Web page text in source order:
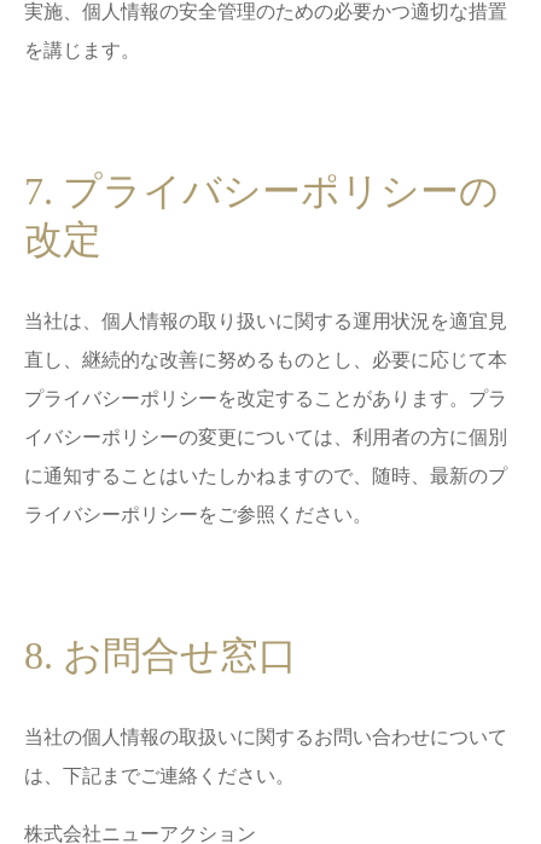
実施、個人情報の安全管理のための必要かつ適切な措置
を講じます。
7. プライバシーポリシーの
改定
当社は、個人情報の取り扱いに関する運用状況を適宜見
直し、継続的な改善に努めるものとし、必要に応じて本
プライバシーポリシーを改定することがあります。プラ
イバシーポリシーの変更については、利用者の方に個別
に通知することはいたしかねますので、随時、最新のプ
ライバシーポリシーをご参照ください。
8. お問合せ窓口
当社の個人情報の取扱いに関するお問い合わせについて
は、下記までご連絡ください。
株式会社ニューアクション